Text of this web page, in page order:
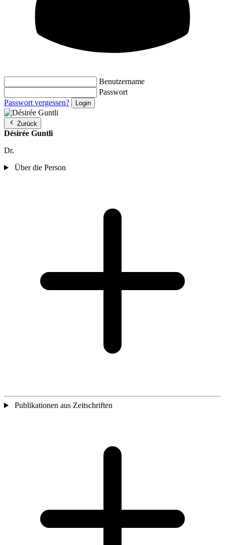
Benutzername
Passwort
Passwort vergessen?
Zurück
Désirée Guntli
Dr.
Über die Person
Publikationen aus Zeitschriften